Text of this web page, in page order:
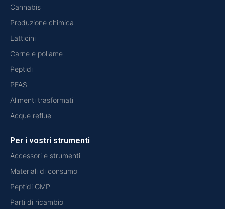
Cannabis
Produzione chimica
Latticini
Carne e pollame
Peptidi
PFAS
Alimenti trasformati
Acque reflue
Per i vostri strumenti
Accessori e strumenti
Materiali di consumo
Peptidi GMP
Parti di ricambio